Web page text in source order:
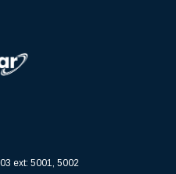
ext: 5001, 5002